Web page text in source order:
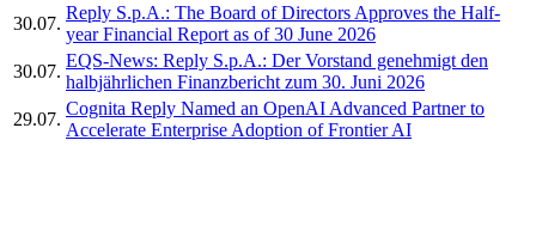
30.07.
Reply S.p.A.: The Board of Directors Approves the Half-
year Financial Report as of 30 June 2026
30.07.
EQS-News: Reply S.p.A.: Der Vorstand genehmigt den
halbjährlichen Finanzbericht zum 30. Juni 2026
29.07.
Cognita Reply Named an OpenAI Advanced Partner to
Accelerate Enterprise Adoption of Frontier AI